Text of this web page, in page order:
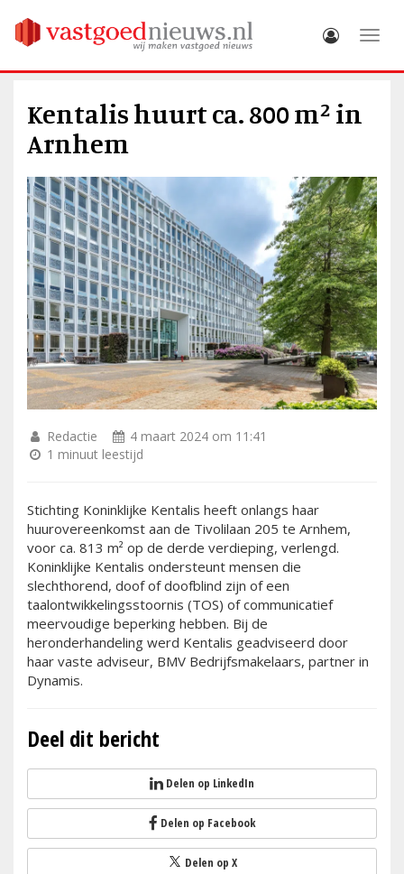
Kentalis huurt ca. 800 m² in
Arnhem
Redactie
4 maart 2024 om 11:41
1 minuut leestijd
Stichting Koninklijke Kentalis heeft onlangs haar
huurovereenkomst aan de Tivolilaan 205 te Arnhem,
voor ca. 813 m² op de derde verdieping, verlengd.
Koninklijke Kentalis ondersteunt mensen die
slechthorend, doof of doofblind zijn of een
taalontwikkelingsstoornis (TOS) of communicatief
meervoudige beperking hebben. Bij de
heronderhandeling werd Kentalis geadviseerd door
haar vaste adviseur, BMV Bedrijfsmakelaars, partner in
Dynamis.
Deel dit bericht
Delen op LinkedIn
Delen op Facebook
Delen op X